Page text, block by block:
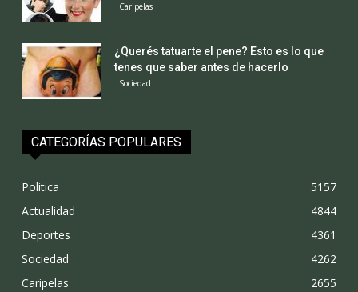
Caripelas
¿Querés tatuarte el pene? Esto es lo que
tenes que saber antes de hacerlo
Sociedad
CATEGORÍAS POPULARES
Politica
5157
Actualidad
4844
Deportes
4361
Sociedad
4262
Caripelas
2655